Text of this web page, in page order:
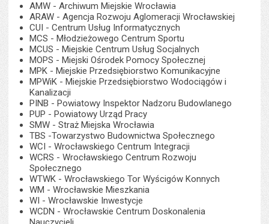
AMW - Archiwum Miejskie Wrocławia
ARAW - Agencja Rozwoju Aglomeracji Wrocławskiej
CUI - Centrum Usług Informatycznych
MCS - Młodzieżowego Centrum Sportu
MCUS - Miejskie Centrum Usług Socjalnych
MOPS - Miejski Ośrodek Pomocy Społecznej
MPK - Miejskie Przedsiębiorstwo Komunikacyjne
MPWiK - Miejskie Przedsiębiorstwo Wodociągów i
Kanalizacji
PINB - Powiatowy Inspektor Nadzoru Budowlanego
PUP - Powiatowy Urząd Pracy
SMW - Straż Miejska Wrocławia
TBS -Towarzystwo Budownictwa Społecznego
WCI - Wrocławskiego Centrum Integracji
WCRS - Wrocławskiego Centrum Rozwoju
Społecznego
WTWK - Wrocławskiego Tor Wyścigów Konnych
WM - Wrocławskie Mieszkania
WI - Wrocławskie Inwestycje
WCDN - Wrocławskie Centrum Doskonalenia